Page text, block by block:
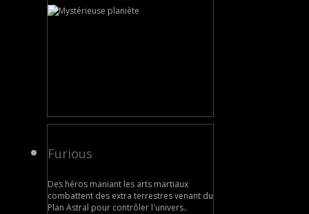
Furious
Des héros maniant les arts martiaux
combattent des extra terrestres venant du
Plan Astral pour contrôler l'univers..